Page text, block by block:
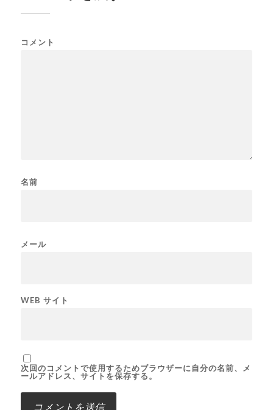
コメント
名前
メール
WEB サイト
次回のコメントで使用するためブラウザーに自分の名前、メ
ールアドレス、サイトを保存する。